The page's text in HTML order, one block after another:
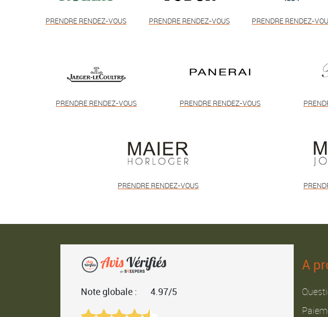
PRENDRE RENDEZ-VOUS PRENDRE RENDEZ-VOUS PRENDRE RENDEZ-
PRENDRE RENDEZ-VOUS PRENDRE RENDEZ-VOUS
PRENDRE RENDEZ-VOUS
Note globale : 4.97/5
A